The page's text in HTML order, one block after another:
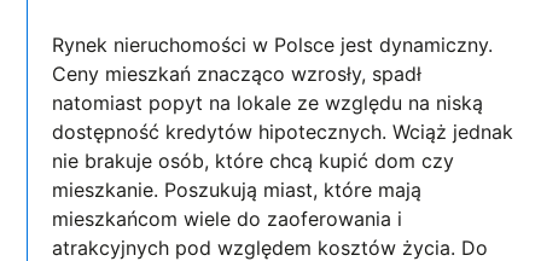
Rynek nieruchomości w Polsce jest dynamiczny.
Ceny mieszkań znacząco wzrosły, spadł
natomiast popyt na lokale ze względu na niską
dostępność kredytów hipotecznych. Wciąż jednak
nie brakuje osób, które chcą kupić dom czy
mieszkanie. Poszukują miast, które mają
mieszkańcom wiele do zaoferowania i
atrakcyjnych pod względem kosztów życia. Do